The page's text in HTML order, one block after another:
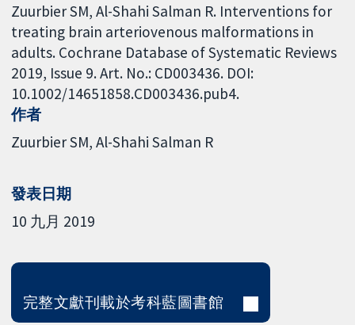
Zuurbier SM, Al-Shahi Salman R. Interventions for
treating brain arteriovenous malformations in
adults. Cochrane Database of Systematic Reviews
2019, Issue 9. Art. No.: CD003436. DOI:
10.1002/14651858.CD003436.pub4.
作者
Zuurbier SM Al-Shahi Salman R
發表日期
10 九月 2019
完整文獻刊載於考科藍圖書館